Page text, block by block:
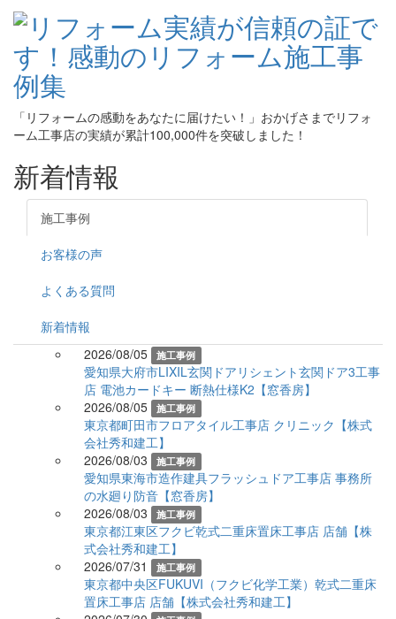
「リフォームの感動をあなたに届けたい！」おかげさまでリフォ
ーム工事店の実績が累計100,000件を突破しました！
新着情報
施工事例
お客様の声
よくある質問
新着情報
2026/08/05
施工事例
愛知県大府市LIXIL玄関ドアリシェント玄関ドア3工事
店 電池カードキー 断熱仕様K2【窓香房】
2026/08/05
施工事例
東京都町田市フロアタイル工事店 クリニック【株式
会社秀和建工】
2026/08/03
施工事例
愛知県東海市造作建具フラッシュドア工事店 事務所
の水廻り防音【窓香房】
2026/08/03
施工事例
東京都江東区フクビ乾式二重床置床工事店 店舗【株
式会社秀和建工】
2026/07/31
施工事例
東京都中央区FUKUVI（フクビ化学工業）乾式二重床
置床工事店 店舗【株式会社秀和建工】